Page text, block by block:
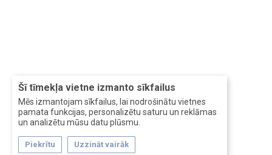
Šī tīmekļa vietne izmanto sīkfailus
Mēs izmantojam sīkfailus, lai nodrošinātu vietnes
pamata funkcijas, personalizētu saturu un reklāmas
un analizētu mūsu datu plūsmu.
Piekrītu Uzzināt vairāk